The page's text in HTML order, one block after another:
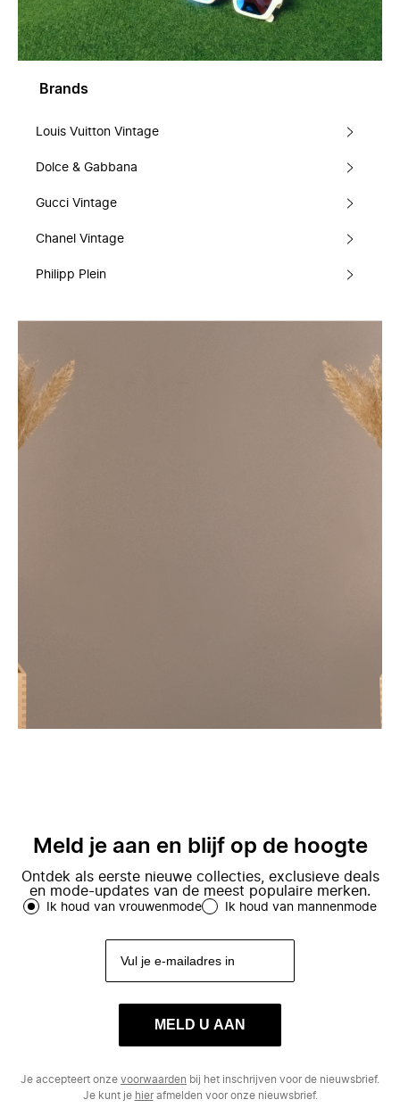
Brands
Louis Vuitton Vintage
Dolce & Gabbana
Gucci Vintage
Chanel Vintage
Philipp Plein
Meld je aan en blijf op de hoogte
Ontdek als eerste nieuwe collecties, exclusieve deals
en mode-updates van de meest populaire merken.
Ik houd van vrouwenmode Ik houd van mannenmode
MELD U AAN
Je accepteert onze voorwaarden bij het inschrijven voor de nieuwsbrief.
Je kunt je hierafmelden voor onze nieuwsbrief.